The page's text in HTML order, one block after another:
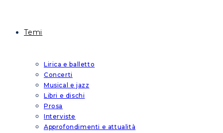
Temi
Lirica e balletto
Concerti
Musical e jazz
Libri e dischi
Prosa
Interviste
Approfondimenti e attualità